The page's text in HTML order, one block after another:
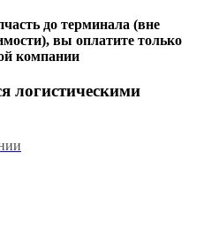
до терминала (вне
вы оплатите только
компании
логистическими